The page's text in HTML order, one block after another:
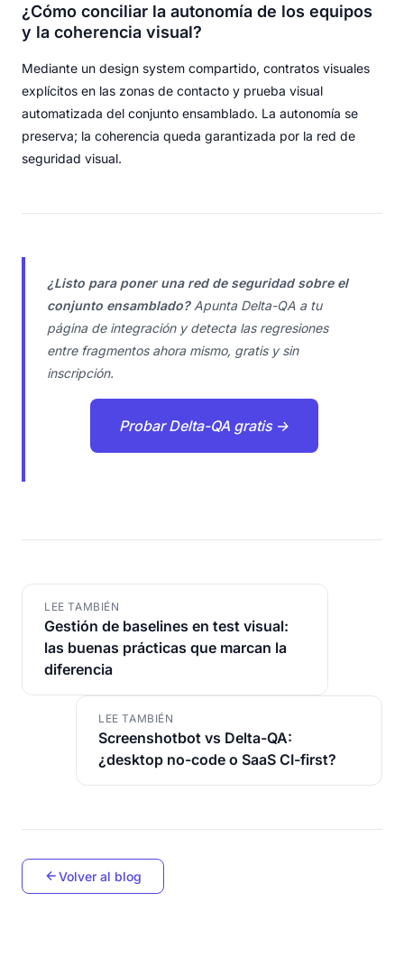
¿Cómo conciliar la autonomía de los equipos
y la coherencia visual?
Mediante un design system compartido, contratos visuales
explícitos en las zonas de contacto y prueba visual
automatizada del conjunto ensamblado. La autonomía se
preserva; la coherencia queda garantizada por la red de
seguridad visual.
¿Listo para poner una red de seguridad sobre el
conjunto ensamblado?Apunta Delta-QA a tu
página de integración y detecta las regresiones
entre fragmentos ahora mismo, gratis y sin
inscripción.
Probar Delta-QA gratis →
LEE TAMBIÉN
Gestión de baselines en test visual:
las buenas prácticas que marcan la
diferencia
LEE TAMBIÉN
Screenshotbot vs Delta-QA:
¿desktop no-code o SaaS CI-first?
Volver al blog